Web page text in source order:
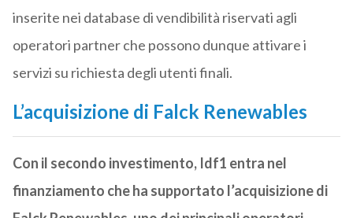
inserite nei database di vendibilità riservati agli
operatori partner che possono dunque attivare i
servizi su richiesta degli utenti finali.
L’acquisizione di Falck Renewables
Con il secondo investimento, Idf1 entra nel
finanziamento che ha supportato l’acquisizione di